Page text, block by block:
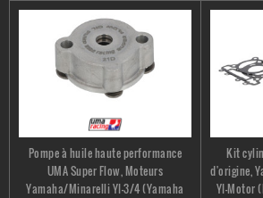
Pompe à huile haute performance
UMA Super Flow, Moteurs
Yamaha/Minarelli YI-3/4 (Yamaha
Kit
d'origine,
YI-Motor